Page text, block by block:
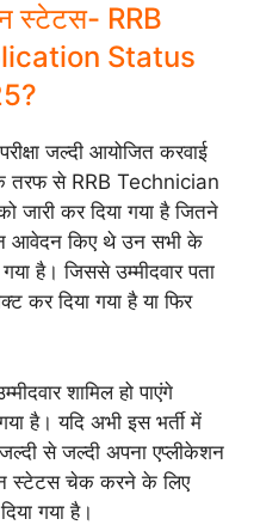
स्टेटस- RRB
Status
जल्दी आयोजित करवाई
के तरफ से RRB Technician
कर दिया गया है जितने
आवेदन किए थे उन सभी के
है। जिससे उम्मीदवार पता
कर दिया गया है या फिर
शामिल हो पाएंगे
है। यदि अभी इस भर्ती में
से जल्दी अपना एप्लीकेशन
स्टेटस चेक करने के लिए
गया है।